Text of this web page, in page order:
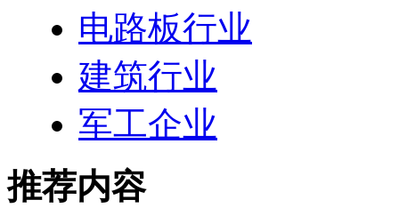
电路板行业
建筑行业
军工企业
推荐内容